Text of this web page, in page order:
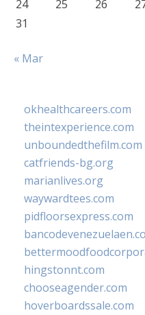
24 25 26
31
« Mar
okhealthcareers.com
theintexperience.com
unboundedthefilm.com
catfriends-bg.org
marianlives.org
waywardtees.com
pidfloorsexpress.com
hingstonnt.com
chooseagender.com
hoverboardssale.com